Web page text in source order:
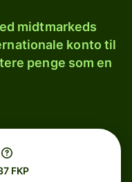
midtmarkeds
konto til
penge som en
FKP